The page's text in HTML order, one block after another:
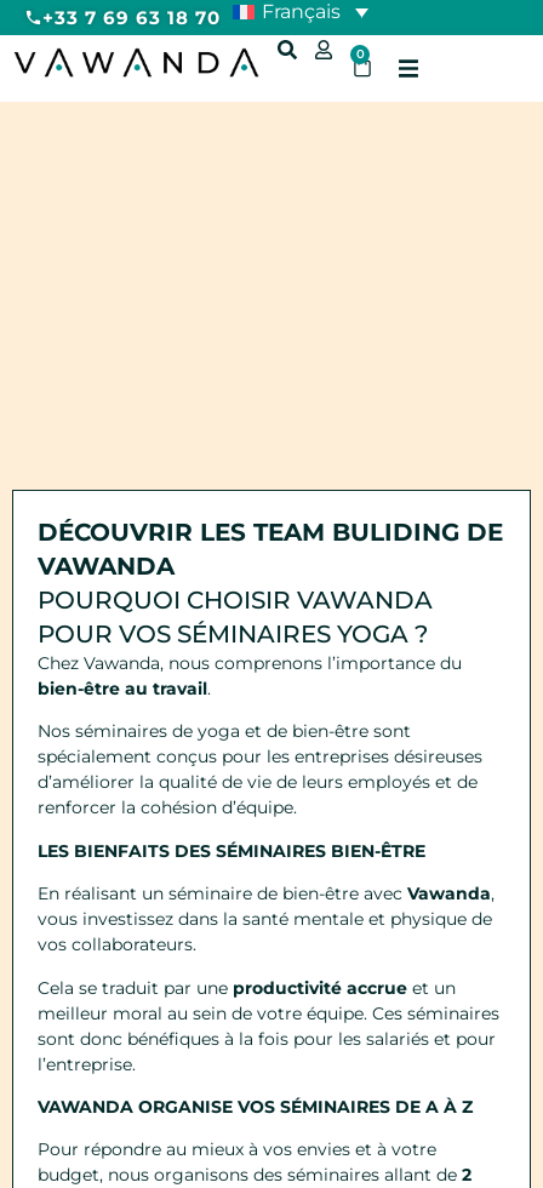
+33 7 69 63 18 70 Français
0
DÉCOUVRIR LES TEAM BULIDING DE
VAWANDA
POURQUOI CHOISIR VAWANDA
POUR VOS SÉMINAIRES YOGA ?
Chez Vawanda, nous comprenons l’importance du
bien-être au travail.
Nos séminaires de yoga et de bien-être sont
spécialement conçus pour les entreprises désireuses
d’améliorer la qualité de vie de leurs employés et de
renforcer la cohésion d’équipe.
LES BIENFAITS DES SÉMINAIRES BIEN-ÊTRE
En réalisant un séminaire de bien-être avec Vawanda,
vous investissez dans la santé mentale et physique de
vos collaborateurs.
Cela se traduit par une productivité accrue et un
meilleur moral au sein de votre équipe. Ces séminaires
sont donc bénéfiques à la fois pour les salariés et pour
l’entreprise.
VAWANDA ORGANISE VOS SÉMINAIRES DE A À Z
Pour répondre au mieux à vos envies et à votre
budget, nous organisons des séminaires allant de 2